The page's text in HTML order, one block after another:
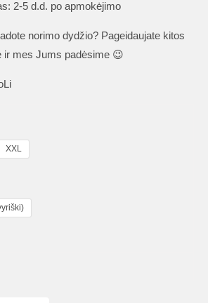
2-5 d.d. po apmokėjimo
norimo dydžio? Pageidaujate kitos
ir mes Jums padėsime 😉
XXL